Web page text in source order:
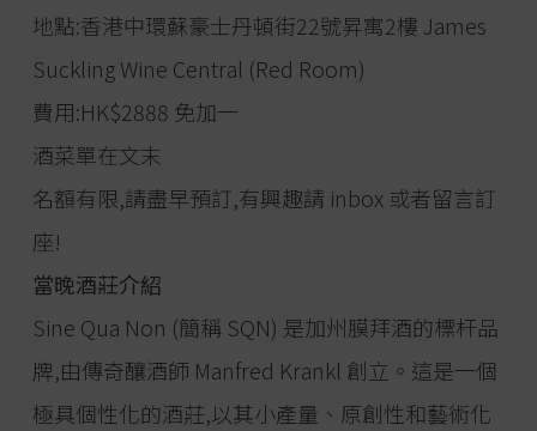
地點:香港中環蘇豪士丹頓街22號昇寓2樓 James
Suckling Wine Central (Red Room)
費用:HK$2888 免加一
酒菜單在文末
名額有限,請盡早預訂,有興趣請 inbox 或者留言訂
座!
當晚酒莊介紹
Sine Qua Non (簡稱 SQN) 是加州膜拜酒的標杆品
牌,由傳奇釀酒師 Manfred Krankl 創立。這是一個
極具個性化的酒莊,以其小產量、原創性和藝術化